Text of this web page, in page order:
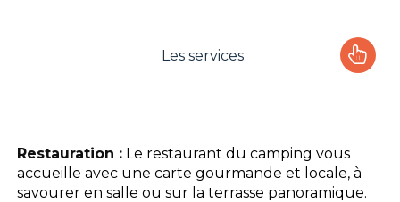
Les services
L'espace Aquatique
Les activités
Restauration : Le restaurant du camping vous
accueille avec une carte gourmande et locale, à
savourer en salle ou sur la terrasse panoramique.